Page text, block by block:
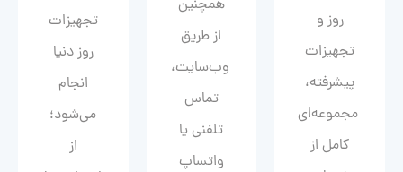
روز و
تجهیزات
پیشرفته،
مجموعه‌ای
کامل از
از طریق
وب‌سایت،
تماس
تلفنی یا
واتساپ
تجهیزات
روز دنیا
انجام
می‌شود؛
از